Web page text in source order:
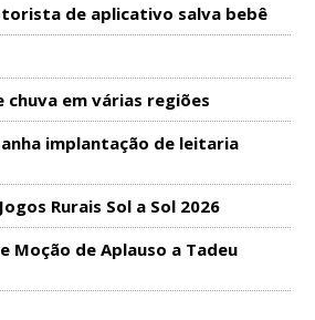
de aplicativo salva bebê
chuva em várias regiões
implantação de leitaria
Rurais Sol a Sol 2026
Moção de Aplauso a Tadeu